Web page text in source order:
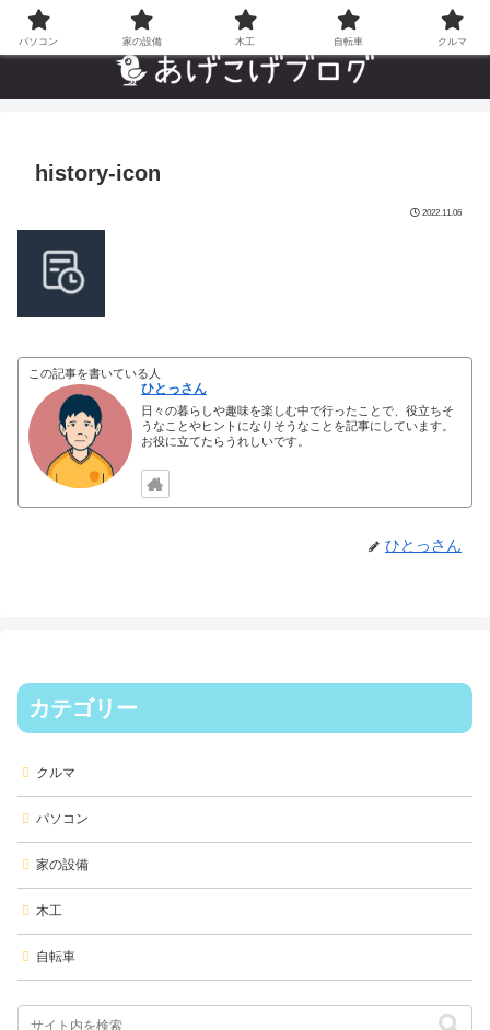
自分でやった”あんなことやこんなこと”の趣味ブログ
history-icon
2022.11.06
この記事を書いている人
ひとっさん
日々の暮らしや趣味を楽しむ中で行ったことで、役立ちそ
うなことやヒントになりそうなことを記事にしています。
お役に立てたらうれしいです。
ひとっさん
カテゴリー
クルマ
パソコン
家の設備
木工
自転車
パソコン 家の設備 木工 自転車 クルマ